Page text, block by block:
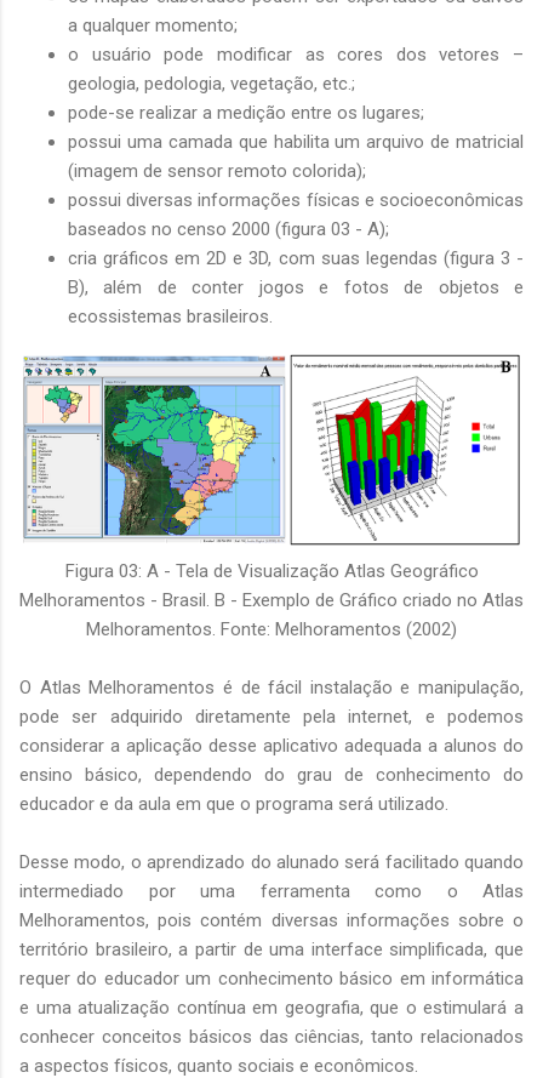
a qualquer momento;
o usuário pode modificar as cores dos vetores –
geologia, pedologia, vegetação, etc.;
pode-se realizar a medição entre os lugares;
possui uma camada que habilita um arquivo de matricial
(imagem de sensor remoto colorida);
possui diversas informações físicas e socioeconômicas
baseados no censo 2000 (figura 03 - A);
cria gráficos em 2D e 3D, com suas legendas (figura 3 -
B), além de conter jogos e fotos de objetos e
ecossistemas brasileiros.
Figura 03: A - Tela de Visualização Atlas Geográfico
Melhoramentos - Brasil. B - Exemplo de Gráfico criado no Atlas
Melhoramentos. Fonte: Melhoramentos (2002)
O Atlas Melhoramentos é de fácil instalação e manipulação,
pode ser adquirido diretamente pela internet, e podemos
considerar a aplicação desse aplicativo adequada a alunos do
ensino básico, dependendo do grau de conhecimento do
educador e da aula em que o programa será utilizado.
Desse modo, o aprendizado do alunado será facilitado quando
intermediado por uma ferramenta como o Atlas
Melhoramentos, pois contém diversas informações sobre o
território brasileiro, a partir de uma interface simplificada, que
requer do educador um conhecimento básico em informática
e uma atualização contínua em geografia, que o estimulará a
conhecer conceitos básicos das ciências, tanto relacionados
a aspectos físicos, quanto sociais e econômicos.